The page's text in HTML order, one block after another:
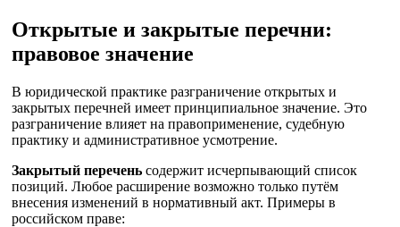
Открытые и закрытые перечни:
правовое значение
В юридической практике разграничение открытых и
закрытых перечней имеет принципиальное значение. Это
разграничение влияет на правоприменение, судебную
практику и административное усмотрение.
Закрытый перечень содержит исчерпывающий список
позиций. Любое расширение возможно только путём
внесения изменений в нормативный акт. Примеры в
российском праве: